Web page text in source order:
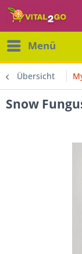
Menü
Übersicht
Snow